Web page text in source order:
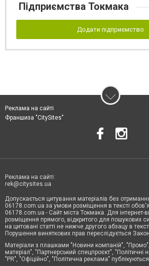
Підприємства Токмака
Додати підприємство
Реклама на сайті
Франшиза "CitySites"
Реклама на сайті:
rek@citysites.ua
Допускається цитування матеріалів без
06178.com.ua за умови розміщення в тексті
06178.com.ua - Сайт міста Токмака. Для інтернет-
розміщення прямого, відкритого для пошукових
на цитовані статті не нижче другого абзацу в
Порушення виняткових прав переслідується
Матеріали з плашками "Новини компаній",
матеріал", "Партнерський спецпроєкт", "Політичні
"PR", "Офіційно", "Політична реклама"